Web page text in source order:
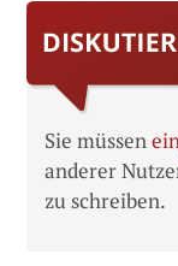
Sie müssen
anderer
zu schreiben.